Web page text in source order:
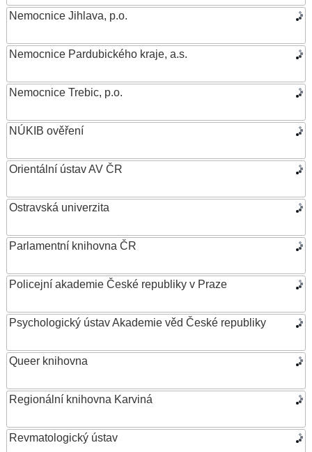
Nemocnice Jihlava, p.o.
Nemocnice Pardubického kraje, a.s.
Nemocnice Trebic, p.o.
NÚKIB ověření
Orientální ústav AV ČR
Ostravská univerzita
Parlamentní knihovna ČR
Policejní akademie České republiky v Praze
Psychologický ústav Akademie věd České republiky
Queer knihovna
Regionální knihovna Karviná
Revmatologický ústav